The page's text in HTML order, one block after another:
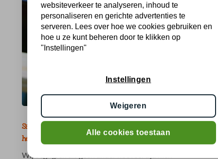
Salades en sauzen maken uw bedrijfsuitje BBQ
helemaal af
Wij begrijpen als geen ander hoeveel tijd men
websiteverkeer te analyseren, inhoud te
personaliseren en gerichte advertenties te
serveren. Lees over hoe we cookies gebruiken en
hoe u ze kunt beheren door te klikken op
"Instellingen"
Instellingen
Weigeren
Alle cookies toestaan